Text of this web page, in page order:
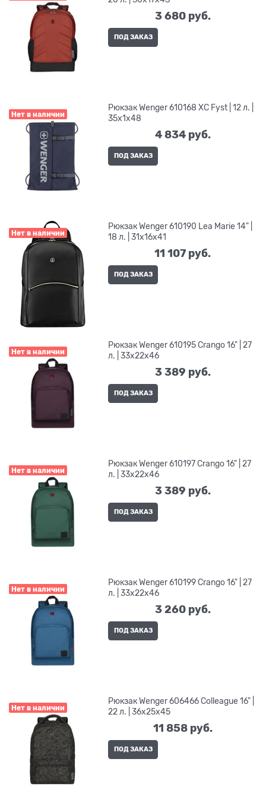
3 680 руб.
ПОД ЗАКАЗ
Нет в наличии
Рюкзак Wenger 610168 XC Fyst | 12 л. |
35x1x48
4 834 руб.
ПОД ЗАКАЗ
Нет в наличии
Рюкзак Wenger 610190 Lea Marie 14" |
18 л. | 31x16x41
11 107 руб.
ПОД ЗАКАЗ
Нет в наличии
Рюкзак Wenger 610195 Crango 16" | 27
л. | 33x22x46
3 389 руб.
ПОД ЗАКАЗ
Нет в наличии
Рюкзак Wenger 610197 Crango 16" | 27
л. | 33x22x46
3 389 руб.
ПОД ЗАКАЗ
Нет в наличии
Рюкзак Wenger 610199 Crango 16" | 27
л. | 33x22x46
3 260 руб.
ПОД ЗАКАЗ
Нет в наличии
Рюкзак Wenger 606466 Colleague 16" |
22 л. | 36x25x45
11 858 руб.
ПОД ЗАКАЗ